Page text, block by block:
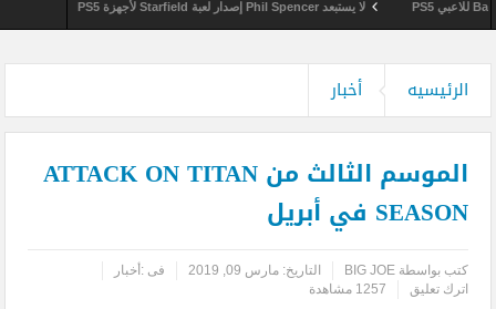
لا يستبعد Phil Spencer إصدار لعبة Starfield لأجهزة PS5
الرئيسيه أخبار
الموسم الثالث من ATTACK ON TITAN
SEASON في أبريل
كتب بواسطةBIG JOE التاريخ:مارس 09, 2019 فى : أخبار
اترك تعليق
1257 مشاهدة